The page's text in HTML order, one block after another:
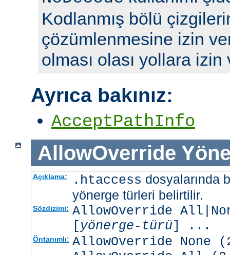
Kodlanmış bölü
çözümlenmesine izin
olması olası yollara
Ayrıca bakınız:
AcceptPathInfo
AllowOverride
Açıklama: .htaccess dosyalarında
yönerge türleri belirtilir.
Sözdizimi: AllowOverride
[yönerge-türü] ...
Öntanımlı: AllowOverride None